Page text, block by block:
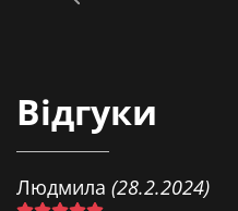
Відгуки
Людмила (28.2.2024)